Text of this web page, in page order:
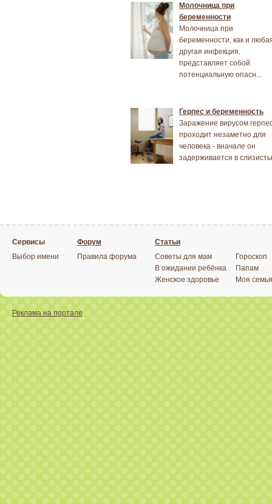
Молочница при
беременности
Молочница при
беременности, как и
другая инфекция,
представляет собой
потенциальную опасн...
Герпес и беременность
Заражение вирусом
проходит незаметно для
человека - вначале он
задерживается в
Сервисы
Выбор имени
Форум
Правила форума
Статьи
Советы для мам
В ожидании ребёнка
Женское здоровье
Гороскоп
Папам
Моя семья
Реклама на портале